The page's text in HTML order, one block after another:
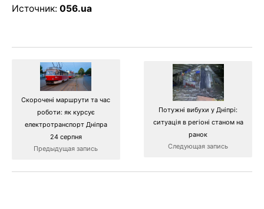
Источник: 056.ua
Скорочені маршрути та час
роботи: як курсує
електротранспорт Дніпра
24 серпня
Предыдущая запись
Потужні вибухи у Дніпрі:
ситуація в регіоні станом на
ранок
Следующая запись